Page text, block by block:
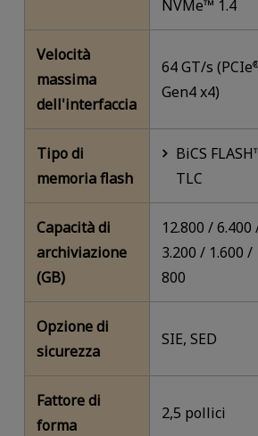
NVMe™ 1.4
Velocità
massima
dell'interfaccia
64 GT/s (PCIe
Gen4 x4)
Tipo di
memoria flash
BiCS
TLC
Capacità di
archiviazione
(GB)
12.800 / 6.400
3.200 / 1.600 /
800
Opzione di
sicurezza
SIE, SED
Fattore di
forma
2,5 pollici